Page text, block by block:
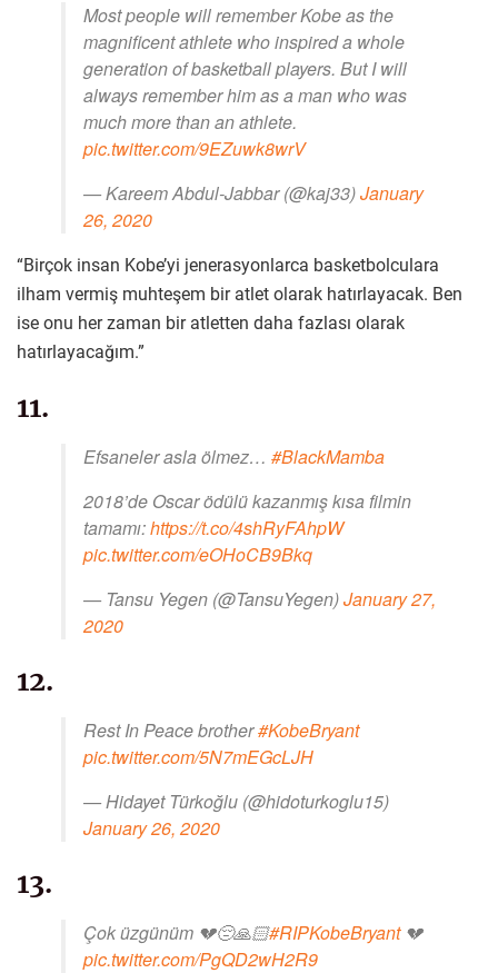
Most people will remember Kobe as the
magnificent athlete who inspired a whole
generation of basketball players. But I will
always remember him as a man who was
much more than an athlete.
pic.twitter.com/9EZuwk8wrV
— Kareem Abdul-Jabbar (@kaj33)January
26, 2020
“Birçok insan Kobe’yi jenerasyonlarca basketbolculara
ilham vermiş muhteşem bir atlet olarak hatırlayacak. Ben
ise onu her zaman bir atletten daha fazlası olarak
hatırlayacağım.”
11.
Efsaneler asla ölmez… #BlackMamba
2018’de Oscar ödülü kazanmış kısa filmin
tamamı:https://t.co/4shRyFAhpW
pic.twitter.com/eOHoCB9Bkq
— Tansu Yegen (@TansuYegen)January 27,
2020
12.
Rest In Peace brother#KobeBryant
pic.twitter.com/5N7mEGcLJH
— Hidayet Türkoğlu (@hidoturkoglu15)
January 26, 2020
13.
Çok üzgünüm 💔😔🙏🏻#RIPKobeBryant💔
pic.twitter.com/PgQD2wH2R9